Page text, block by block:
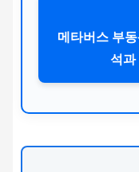
메타버스 부
석과